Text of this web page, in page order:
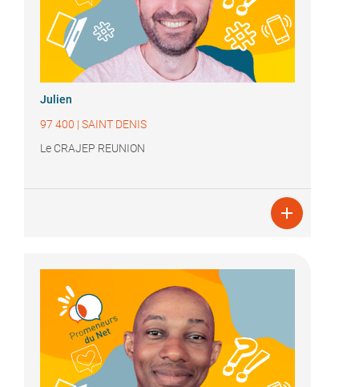
Julien
97 400 | SAINT DENIS
Le CRAJEP REUNION
